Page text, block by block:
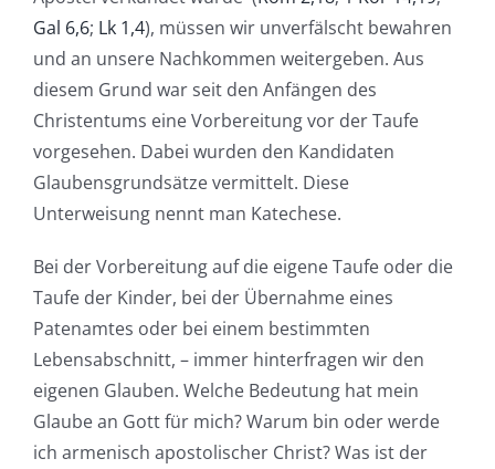
Gal 6,6; Lk 1,4), müssen wir unverfälscht bewahren
und an unsere Nachkommen weitergeben. Aus
diesem Grund war seit den Anfängen des
Christentums eine Vorbereitung vor der Taufe
vorgesehen. Dabei wurden den Kandidaten
Glaubensgrundsätze vermittelt. Diese
Unterweisung nennt man Katechese.
Bei der Vorbereitung auf die eigene Taufe oder die
Taufe der Kinder, bei der Übernahme eines
Patenamtes oder bei einem bestimmten
Lebensabschnitt, – immer hinterfragen wir den
eigenen Glauben. Welche Bedeutung hat mein
Glaube an Gott für mich? Warum bin oder werde
ich armenisch apostolischer Christ? Was ist der